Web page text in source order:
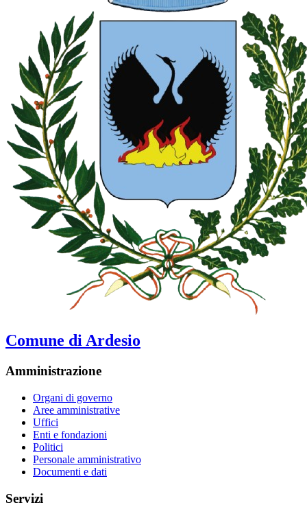
Comune di Ardesio
Amministrazione
Organi di governo
Aree amministrative
Uffici
Enti e fondazioni
Politici
Personale amministrativo
Documenti e dati
Servizi